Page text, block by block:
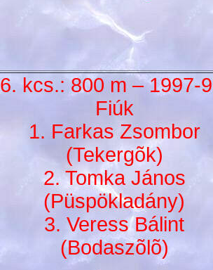
6. kcs.: 800 m – 1997-
Fiúk
1. Farkas Zsombor
(Tekergõk)
2. Tomka János
(Püspökladány)
3. Veress Bálint
(Bodaszõlõ)